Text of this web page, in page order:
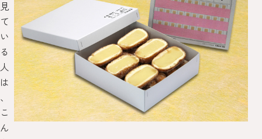
見
て
い
る
人
は
、
こ
ん